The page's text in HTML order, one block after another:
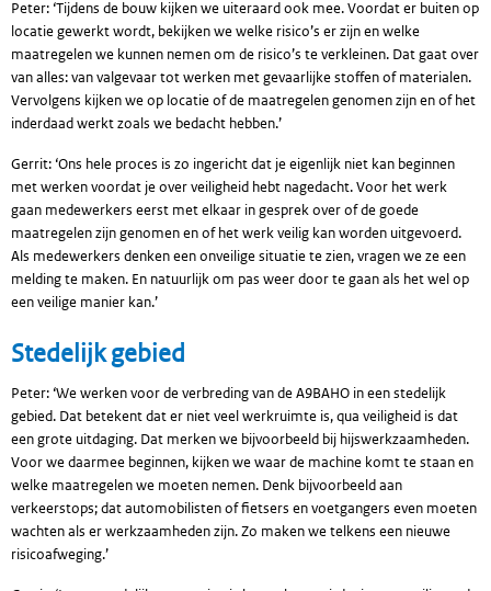
Peter: ‘Tijdens de bouw kijken we uiteraard ook mee. Voordat er buiten op
locatie gewerkt wordt, bekijken we welke risico’s er zijn en welke
maatregelen we kunnen nemen om de risico’s te verkleinen. Dat gaat over
van alles: van valgevaar tot werken met gevaarlijke stoffen of materialen.
Vervolgens kijken we op locatie of de maatregelen genomen zijn en of het
inderdaad werkt zoals we bedacht hebben.’
Gerrit: ‘Ons hele proces is zo ingericht dat je eigenlijk niet kan beginnen
met werken voordat je over veiligheid hebt nagedacht. Voor het werk
gaan medewerkers eerst met elkaar in gesprek over of de goede
maatregelen zijn genomen en of het werk veilig kan worden uitgevoerd.
Als medewerkers denken een onveilige situatie te zien, vragen we ze een
melding te maken. En natuurlijk om pas weer door te gaan als het wel op
een veilige manier kan.’
Stedelijk gebied
Peter: ‘We werken voor de verbreding van de A9BAHO in een stedelijk
gebied. Dat betekent dat er niet veel werkruimte is, qua veiligheid is dat
een grote uitdaging. Dat merken we bijvoorbeeld bij hijswerkzaamheden.
Voor we daarmee beginnen, kijken we waar de machine komt te staan en
welke maatregelen we moeten nemen. Denk bijvoorbeeld aan
verkeerstops; dat automobilisten of fietsers en voetgangers even moeten
wachten als er werkzaamheden zijn. Zo maken we telkens een nieuwe
risicoafweging.’